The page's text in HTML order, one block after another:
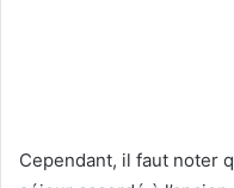
Cependant, il faut noter